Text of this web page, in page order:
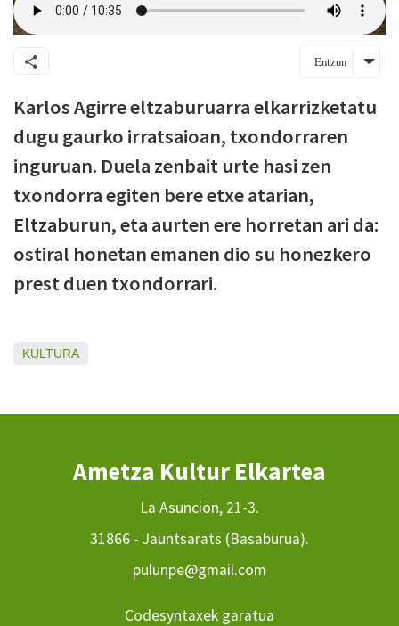
Entzun
Karlos Agirre eltzaburuarra elkarrizketatu
dugu gaurko irratsaioan, txondorraren
inguruan. Duela zenbait urte hasi zen
txondorra egiten bere etxe atarian,
Eltzaburun, eta aurten ere horretan ari da:
ostiral honetan emanen dio su honezkero
prest duen txondorrari.
KULTURA
Ametza Kultur Elkartea
La Asuncion, 21-3.
31866 - Jauntsarats (Basaburua).
pulunpe@gmail.com
Codesyntaxek garatua